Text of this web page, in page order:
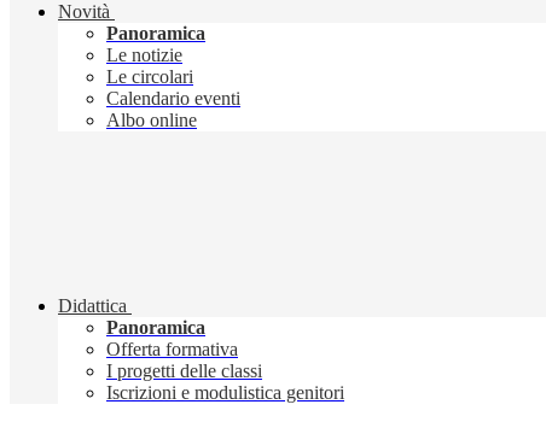
Novità
Panoramica
Le notizie
Le circolari
Calendario eventi
Albo online
Didattica
Panoramica
Offerta formativa
I progetti delle classi
Iscrizioni e modulistica genitori